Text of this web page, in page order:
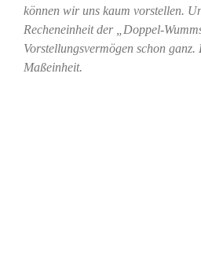
können wir uns kaum vorstellen.
Recheneinheit der „Doppel-
Vorstellungsvermögen schon
Maßeinheit.